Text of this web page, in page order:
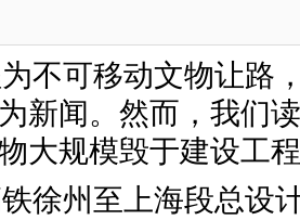
不可移动文物让路
新闻。然而，我们
大规模毁于建设工
徐州至上海段总设